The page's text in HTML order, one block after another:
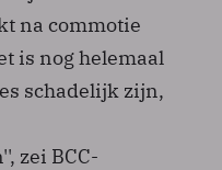
na commotie
is nog helemaal
schadelijk zijn,
zei BCC-